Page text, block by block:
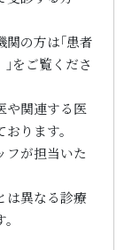
関の方は｢患者
をご覧くださ
や関連する医
ります。
フが担当いた
は異なる診療